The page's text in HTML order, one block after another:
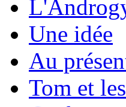
Une idée
Au
Tom et